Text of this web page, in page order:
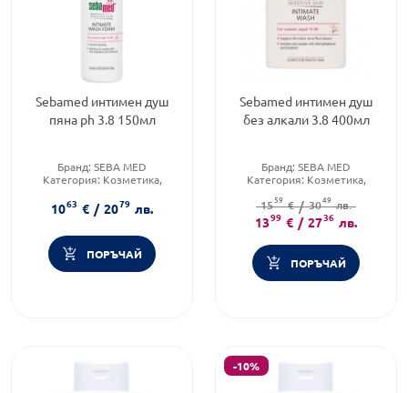
Sebamed интимен душ
пяна ph 3.8 150мл
Бранд: SEBA MED
Категория: Козметика,
Тип козметика:Масова
козметика
1063 € / 2079 лв.
ПОРЪЧАЙ
Sebamed интимен душ
без алкали 3.8 400мл
Бранд: SEBA MED
Категория: Козметика,
Форма на продукта:гел
1559 € / 3049 лв.
1399 € / 2736 лв.
ПОРЪЧАЙ
-10%